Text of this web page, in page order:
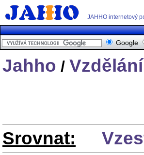
JAHHO internetový
Google
Jahho / Vzdělání
Srovnat: